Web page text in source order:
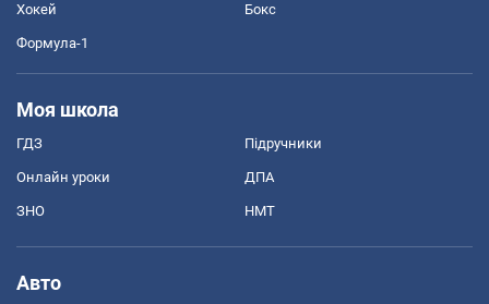
Хокей Бокс
Формула-1
Моя школа
ГДЗ Підручники
Онлайн уроки ДПА
ЗНО НМТ
Авто